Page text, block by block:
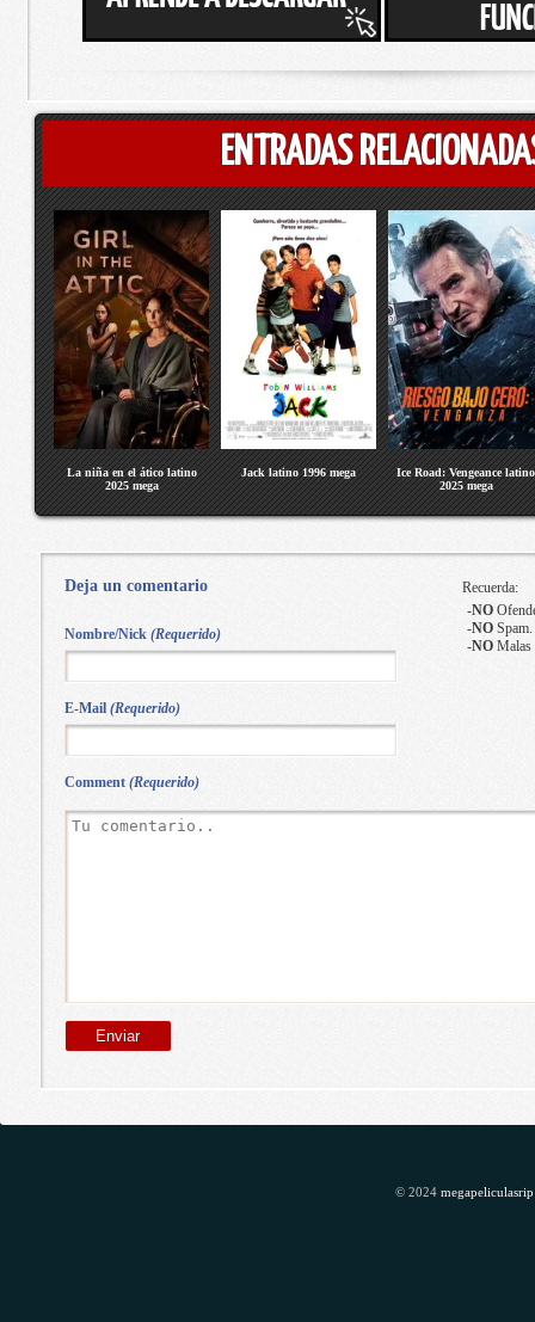
ENTRADAS
La niña en el ático latino
2025 mega
Jack latino 1996 mega
Ice Road: Vengeance latino
2025 mega
Deja un comentario
Comment (Requerido)
Recuerda:
-NO
-NOSpam.
-NOMalas
Nombre/Nick (Requerido)
E-Mail (Requerido)
© 2024 megapeliculasrip